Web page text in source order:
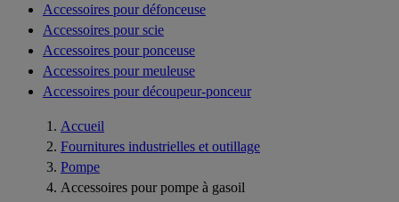
Accessoires pour défonceuse
Accessoires pour scie
Accessoires pour ponceuse
Accessoires pour meuleuse
Accessoires pour découpeur-ponceur
Accueil
Fournitures industrielles et outillage
Pompe
Accessoires pour pompe à gasoil